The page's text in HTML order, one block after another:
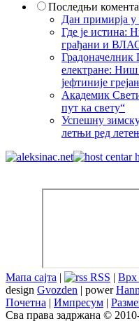
Последњи
Дан примирја у
Где је истина:
грађани и
Градоначелник
електране: Ниш
јефтиније
Академик
пут ка свету“
Успешну
летњи ред
Мапа сајта RSS
Врх
design Gvozden | power
Почетна
Импресум
Сва права задржана ©